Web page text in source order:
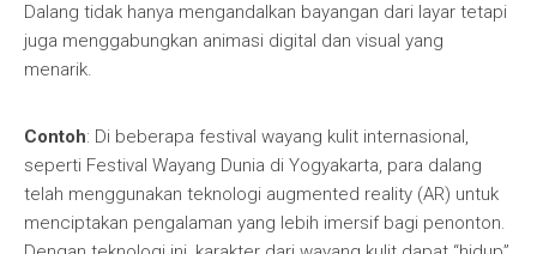
Dalang tidak hanya mengandalkan bayangan dari layar tetapi
juga menggabungkan animasi digital dan visual yang
menarik.
Contoh: Di beberapa festival wayang kulit internasional,
seperti Festival Wayang Dunia di Yogyakarta, para dalang
telah menggunakan teknologi augmented reality (AR) untuk
menciptakan pengalaman yang lebih imersif bagi penonton.